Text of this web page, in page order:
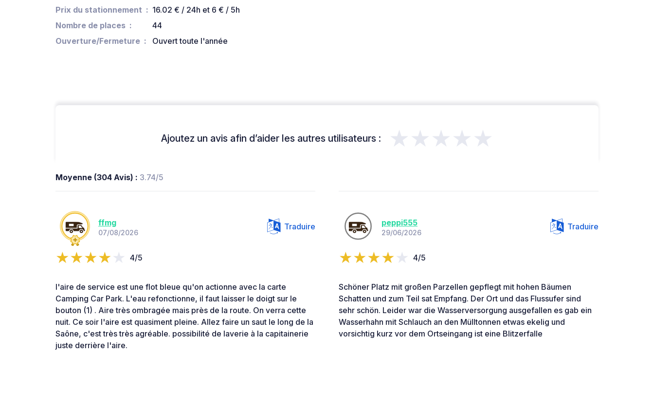
Prix du stationnement
16.02 € / 24h et 6 € / 5h
Nombre de places
44
Ouverture/Fermeture
Ouvert toute l'année
Ajoutez un avis afin d’aider les autres utilisateurs : ★★★★★
Moyenne (304 Avis) : 3.74/5
ffmg
07/08/2026
Traduire
4/5
l'aire de service est une flot bleue qu'on actionne avec la carte
Camping Car Park. L'eau refonctionne, il faut laisser le doigt sur le
bouton (1) . Aire très ombragée mais près de la route. On verra cette
nuit. Ce soir l'aire est quasiment pleine. Allez faire un saut le long de la
Saône, c'est très très agréable. possibilité de laverie à la capitainerie
juste derrière l'aire.
peppi555
29/06/2026
Traduire
4/5
Schöner Platz mit großen Parzellen gepflegt mit hohen Bäumen
Schatten und zum Teil sat Empfang. Der Ort und das Flussufer sind
sehr schön. Leider war die Wasserversorgung ausgefallen es gab ein
Wasserhahn mit Schlauch an den Mülltonnen etwas ekelig und
vorsichtig kurz vor dem Ortseingang ist eine Blitzerfalle